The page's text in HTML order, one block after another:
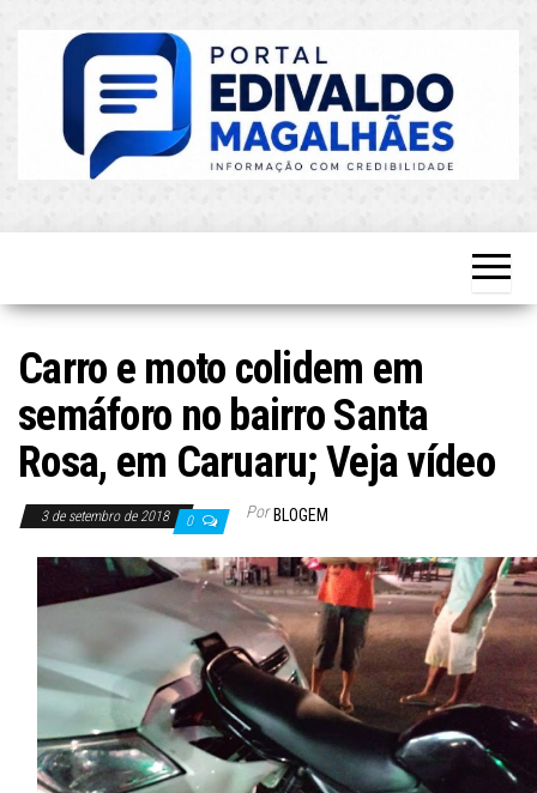
Atualizado!
Carro e moto colidem em
semáforo no bairro Santa
Rosa, em Caruaru; Veja vídeo
3 de setembro de 2018 0 Por BLOGEM